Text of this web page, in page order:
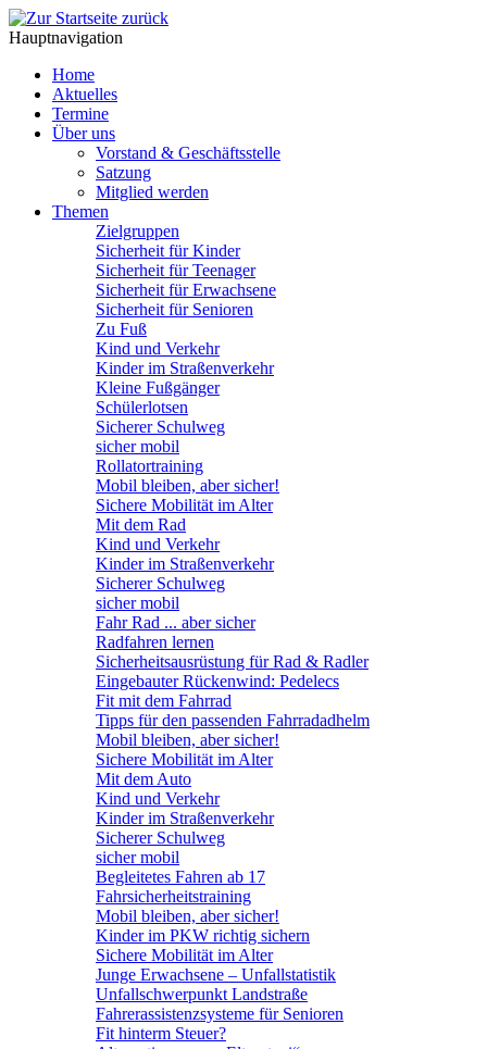
Hauptnavigation
Home
Aktuelles
Termine
Über uns
Vorstand & Geschäftsstelle
Satzung
Mitglied werden
Themen
Zielgruppen
Sicherheit für Kinder
Sicherheit für Teenager
Sicherheit für Erwachsene
Sicherheit für Senioren
Zu Fuß
Kind und Verkehr
Kinder im Straßenverkehr
Kleine Fußgänger
Schülerlotsen
Sicherer Schulweg
sicher mobil
Rollatortraining
Mobil bleiben, aber sicher!
Sichere Mobilität im Alter
Mit dem Rad
Kind und Verkehr
Kinder im Straßenverkehr
Sicherer Schulweg
sicher mobil
Fahr Rad ... aber sicher
Radfahren lernen
Sicherheitsausrüstung für Rad & Radler
Eingebauter Rückenwind: Pedelecs
Fit mit dem Fahrrad
Tipps für den passenden Fahrradadhelm
Mobil bleiben, aber sicher!
Sichere Mobilität im Alter
Mit dem Auto
Kind und Verkehr
Kinder im Straßenverkehr
Sicherer Schulweg
sicher mobil
Begleitetes Fahren ab 17
Fahrsicherheitstraining
Mobil bleiben, aber sicher!
Kinder im PKW richtig sichern
Sichere Mobilität im Alter
Junge Erwachsene – Unfallstatistik
Unfallschwerpunkt Landstraße
Fahrerassistenzsysteme für Senioren
Fit hinterm Steuer?